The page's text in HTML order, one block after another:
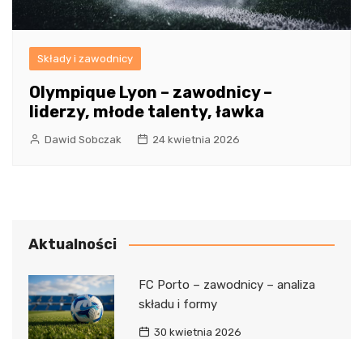
Składy i zawodnicy
Olympique Lyon – zawodnicy –
liderzy, młode talenty, ławka
Dawid Sobczak 24 kwietnia 2026
Aktualności
FC Porto – zawodnicy – analiza
składu i formy
30 kwietnia 2026